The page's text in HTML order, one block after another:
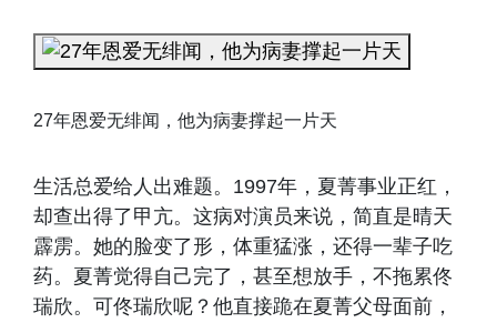
27年恩爱无绯闻，他为病妻撑起一片天
生活总爱给人出难题。1997年，夏菁事业正红，
却查出得了甲亢。这病对演员来说，简直是晴天
霹雳。她的脸变了形，体重猛涨，还得一辈子吃
药。夏菁觉得自己完了，甚至想放手，不拖累佟
瑞欣。可佟瑞欣呢？他直接跪在夏菁父母面前，